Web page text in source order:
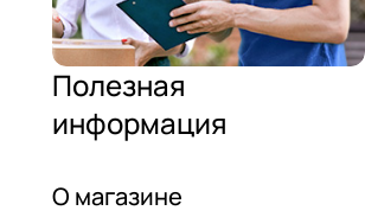
Полезная
информация
О магазине